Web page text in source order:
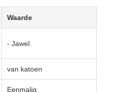
Waarde
- Jawel.
van katoen
Eenmalig